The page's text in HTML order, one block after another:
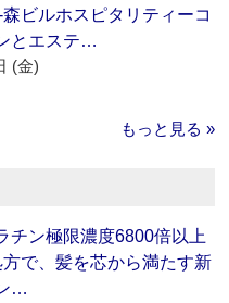
ビルホスピタリティーコ
とエステ…
(金)
もっと見る »
チン極限濃度6800倍以上
で、髪を芯から満たす新
…